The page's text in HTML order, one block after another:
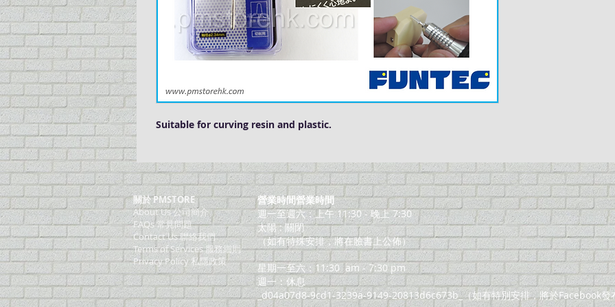
Suitable for curving resin and plastic.
關於 PMSTORE
About Us 公司簡介
FAQs 常見問題
Contact Us 聯絡我們
​Terms of Services 服務細則
Privacy Policy 私隱政策
營業時間營業時間
週一至週六：上午 11:30 - 晚上 7:30
太陽 : 關閉
（如有特殊安排，將在臉書上公佈）
星期一至六：11:30 am - 7:30 pm
週一：休息
_d04a07d8-9cd1-3239a-9149-20813d6c673b_（如有特別安排，將於Facebook發